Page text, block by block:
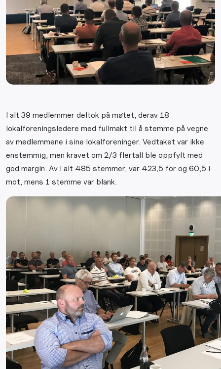
I alt 39 medlemmer deltok på møtet, derav 18
lokalforeningsledere med fullmakt til å stemme på vegne
av medlemmene i sine lokalforeninger. Vedtaket var ikke
enstemmig, men kravet om 2/3 flertall ble oppfylt med
god margin. Av i alt 485 stemmer, var 423,5 for og 60,5 i
mot, mens 1 stemme var blank.